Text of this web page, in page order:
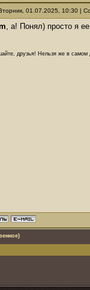
01.07.2025, 10:30 |
, а! Понял) просто я
друзья! Нельзя же в самом